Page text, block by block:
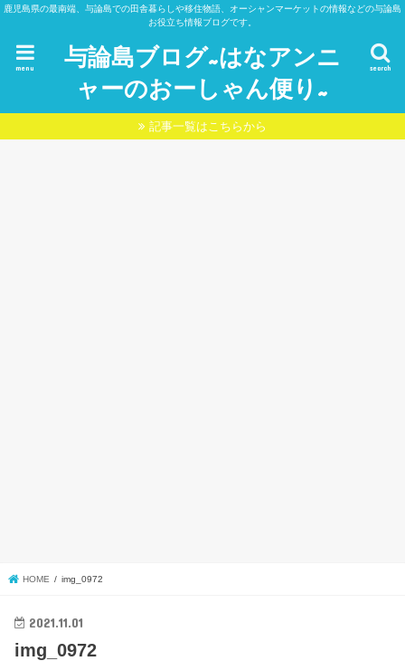
鹿児島県の最南端、与論島での田舎暮らしや移住物語、オーシャンマーケットの情報などの与論島
お役立ち情報ブログです。
与論島ブログ~はなアンニ
ャーのおーしゃん便り~
search
menu
記事一覧はこちらから
HOME img_0972
2021.11.01
img_0972